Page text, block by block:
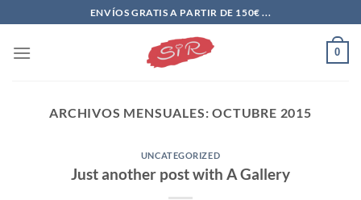
al
contenido
ENVÍOS GRATIS A PARTIR DE 150€ ...
0
ARCHIVOS MENSUALES:OCTUBRE 2015
UNCATEGORIZED
Just another post with A Gallery